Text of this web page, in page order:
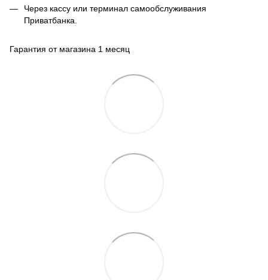
Через кассу или терминал самообслуживания
Приватбанка.
Гарантия от магазина 1 месяц